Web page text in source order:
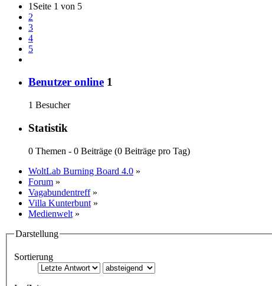
1 Seite 1 von 5
2
3
4
5
Benutzer online 1
1 Besucher
Statistik
0 Themen - 0 Beiträge (0 Beiträge pro Tag)
WoltLab Burning Board 4.0 »
Forum »
Vagabundentreff »
Villa Kunterbunt »
Medienwelt »
Darstellung
Sortierung